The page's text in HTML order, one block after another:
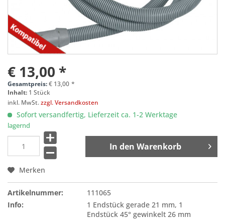
€ 13,00 *
Gesamtpreis:€ 13,00 *
Inhalt: 1 Stück
inkl. MwSt.zzgl. Versandkosten
Sofort versandfertig, Lieferzeit ca. 1-2 Werktage
lagernd
In den Warenkorb
Merken
Artikelnummer:
111065
Info:
1 Endstück gerade 21 mm, 1
Endstück 45° gewinkelt 26 mm